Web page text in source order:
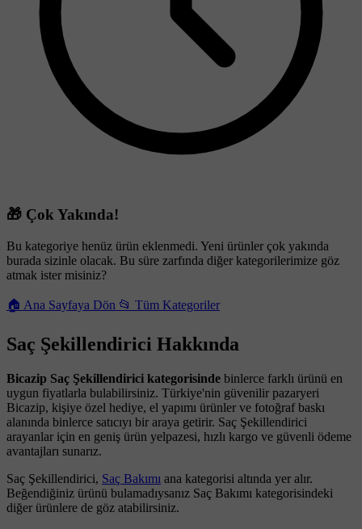
🎁 Çok Yakında!
Bu kategoriye henüz ürün eklenmedi. Yeni ürünler çok yakında
burada sizinle olacak. Bu süre zarfında diğer kategorilerimize göz
atmak ister misiniz?
🏠 Ana Sayfaya Dön 📂 Tüm Kategoriler
Saç Şekillendirici Hakkında
Bicazip Saç Şekillendirici kategorisinde binlerce farklı ürünü en
uygun fiyatlarla bulabilirsiniz. Türkiye'nin güvenilir pazaryeri
Bicazip, kişiye özel hediye, el yapımı ürünler ve fotoğraf baskı
alanında binlerce satıcıyı bir araya getirir. Saç Şekillendirici
arayanlar için en geniş ürün yelpazesi, hızlı kargo ve güvenli ödeme
avantajları sunarız.
Saç Şekillendirici, Saç Bakımı ana kategorisi altında yer alır.
Beğendiğiniz ürünü bulamadıysanız Saç Bakımı kategorisindeki
diğer ürünlere de göz atabilirsiniz.